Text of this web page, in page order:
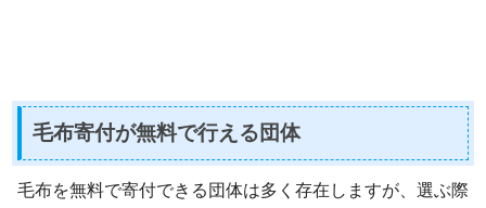
毛布寄付が無料で行える団体
毛布を無料で寄付できる団体は多く存在しますが、選ぶ際